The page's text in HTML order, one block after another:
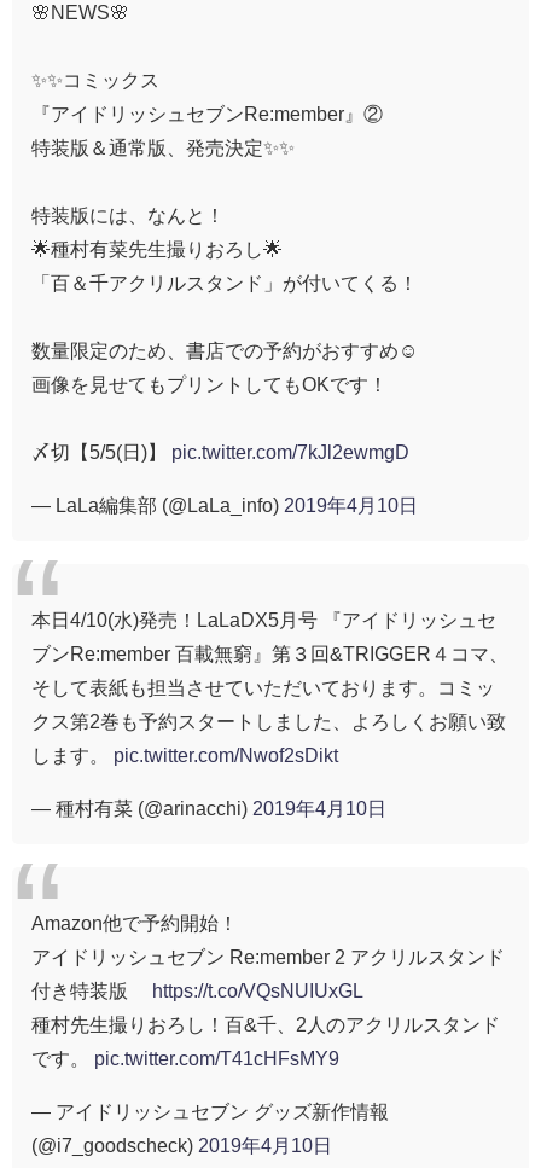
🌸NEWS🌸
✨✨コミックス
『アイドリッシュセブンRe:member』②
特装版＆通常版、発売決定✨✨
特装版には、なんと！
🌟種村有菜先生撮りおろし🌟
「百＆千アクリルスタンド」が付いてくる！
数量限定のため、書店での予約がおすすめ☺
画像を見せてもプリントしてもOKです！
〆切【5/5(日)】 pic.twitter.com/7kJl2ewmgD
— LaLa編集部 (@LaLa_info) 2019年4月10日
本日4/10(水)発売！LaLaDX5月号 『アイドリッシュセ
ブンRe:member 百載無窮』第３回&TRIGGER４コマ、
そして表紙も担当させていただいております。コミッ
クス第2巻も予約スタートしました、よろしくお願い致
します。 pic.twitter.com/Nwof2sDikt
— 種村有菜 (@arinacchi) 2019年4月10日
Amazon他で予約開始！
アイドリッシュセブン Re:member 2 アクリルスタンド
付き特装版
https://t.co/VQsNUIUxGL
種村先生撮りおろし！百&千、2人のアクリルスタンド
です。 pic.twitter.com/T41cHFsMY9
— アイドリッシュセブン グッズ新作情報
(@i7_goodscheck) 2019年4月10日